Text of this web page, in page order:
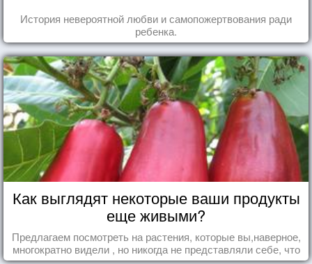
История невероятной любви и самопожертвования ради
ребенка.
Как выглядят некоторые ваши продукты
еще живыми?
Предлагаем посмотреть на растения, которые вы,наверное,
многократно видели , но никогда не представляли себе, что